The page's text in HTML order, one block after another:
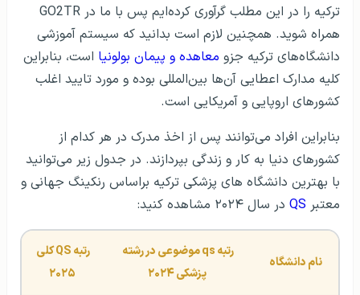
ترکیه را در این مطلب گرآوری کرده‌ایم پس با ما در GO2TR
همراه شوید. همچنین لازم است بدانید که سیستم آموزشی
دانشگاه‌های ترکیه جزو معاهده و پیمان بولونیا است، بنابراین
کلیه مدارک اعطایی آن‌ها بین‌المللی بوده و مورد تایید اغلب
کشورهای اروپایی و آمریکایی است.
بنابراین افراد می‌توانند پس از اخذ مدرک در هر کدام از
کشورهای دنیا به کار و زندگی بپردازند. در جدول زیر می‌توانید
با بهترین دانشگاه های پزشکی ترکیه براساس رنکینگ جهانی و
معتبر QS در سال ۲۰۲۴ مشاهده کنید:
نام دانشگاه
پزشکی ۲۰۲۴
۲۰۲۵